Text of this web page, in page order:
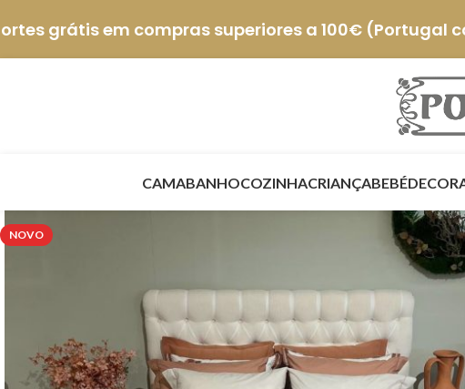
grátis em compras superiores a 100€ (Portugal
CAMABANHOCOZINHACRIANÇABEBÉ
NOVO